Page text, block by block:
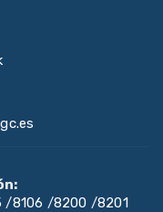
/8106 /8200 /8201